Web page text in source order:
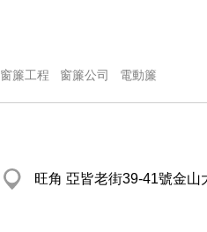
窗簾工程 窗簾公司 電動簾
旺角 亞皆老街39-41號金山